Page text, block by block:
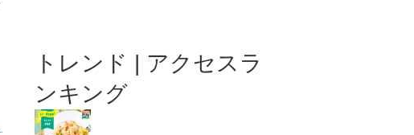
トレンド | アクセスラ
ンキング